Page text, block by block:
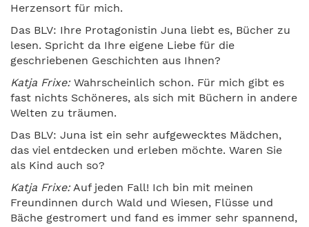
Herzensort für mich.
Das BLV: Ihre Protagonistin Juna liebt es, Bücher zu
lesen. Spricht da Ihre eigene Liebe für die
geschriebenen Geschichten aus Ihnen?
Katja Frixe:Wahrscheinlich schon. Für mich gibt es
fast nichts Schöneres, als sich mit Büchern in andere
Welten zu träumen.
Das BLV: Juna ist ein sehr aufgewecktes Mädchen,
das viel entdecken und erleben möchte. Waren Sie
als Kind auch so?
Katja Frixe:Auf jeden Fall! Ich bin mit meinen
Freundinnen durch Wald und Wiesen, Flüsse und
Bäche gestromert und fand es immer sehr spannend,